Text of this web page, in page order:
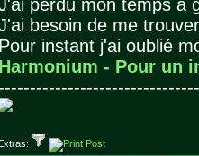
perdu mon temps à
besoin de me
Pour instant j'ai oublié
Harmonium - Pour un